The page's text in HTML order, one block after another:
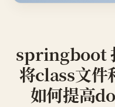
springboot
将class文件
如何提高